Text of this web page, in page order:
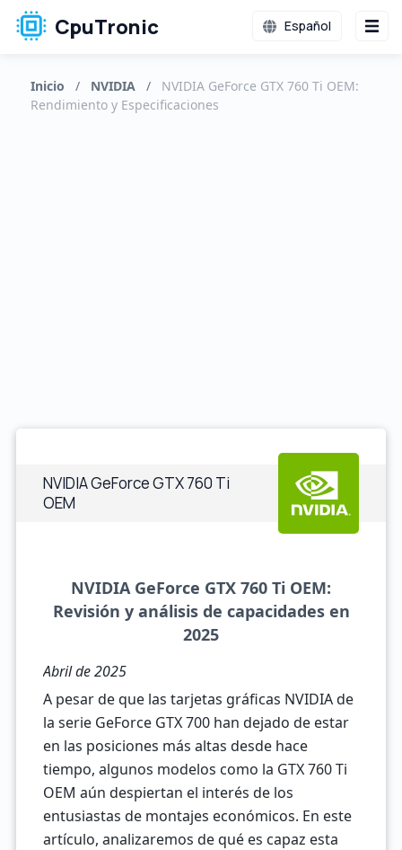
CpuTronic Español
Inicio / NVIDIA /
NVIDIA GeForce GTX 760 Ti OEM:
Rendimiento y Especificaciones
NVIDIA GeForce GTX 760 Ti
OEM
NVIDIA GeForce GTX 760 Ti OEM:
Revisión y análisis de capacidades en
2025
Abril de 2025
A pesar de que las tarjetas gráficas NVIDIA de
la serie GeForce GTX 700 han dejado de estar
en las posiciones más altas desde hace
tiempo, algunos modelos como la GTX 760 Ti
OEM aún despiertan el interés de los
entusiastas de montajes económicos. En este
artículo, analizaremos de qué es capaz esta